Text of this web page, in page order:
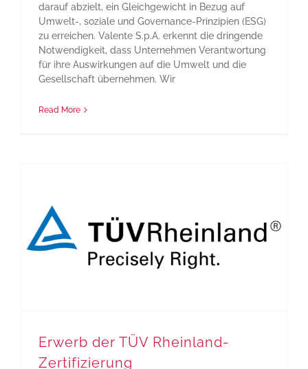
darauf abzielt, ein Gleichgewicht in Bezug auf
Umwelt-, soziale und Governance-Prinzipien (ESG)
zu erreichen. Valente S.p.A. erkennt die dringende
Notwendigkeit, dass Unternehmen Verantwortung
für ihre Auswirkungen auf die Umwelt und die
Gesellschaft übernehmen. Wir
Read More
Erwerb der TÜV Rheinland-
Zertifizierung